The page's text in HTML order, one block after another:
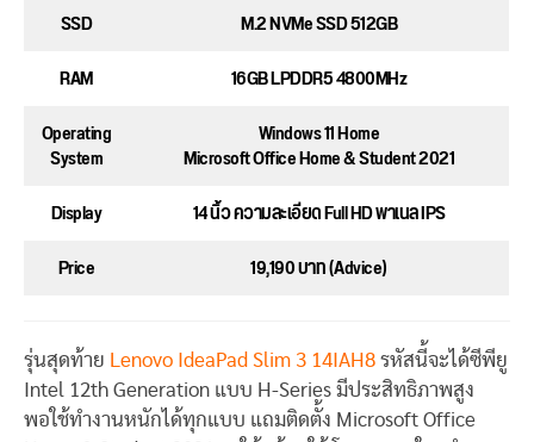
SSD
M.2 NVMe SSD 512GB
RAM
16GB LPDDR5 4800MHz
Operating
System
Windows 11 Home
Microsoft Office Home & Student 2021
Display
14 นิ้ว ความละเอียด Full HD พาเนล IPS
Price
19,190 บาท (Advice)
รุ่นสุดท้าย Lenovo IdeaPad Slim 3 14IAH8 รหัสนี้จะได้ซีพียู
Intel 12th Generation แบบ H-Series มีประสิทธิภาพสูง
พอใช้ทำงานหนักได้ทุกแบบ แถมติดตั้ง Microsoft Office